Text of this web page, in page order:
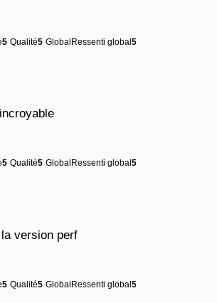
5 Qualité5 GlobalRessenti global5
5 Qualité5 Global Ressenti global 5
version perf
5 Qualité5 GlobalRessenti global5